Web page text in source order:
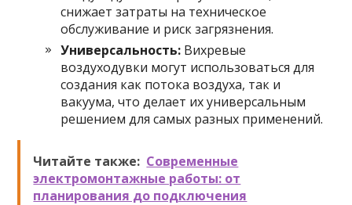
снижает затраты на техническое
обслуживание и риск загрязнения.
Универсальность: Вихревые
воздуходувки могут использоваться для
создания как потока воздуха, так и
вакуума, что делает их универсальным
решением для самых разных применений.
Читайте также: Современные
электромонтажные работы: от
планирования до подключения